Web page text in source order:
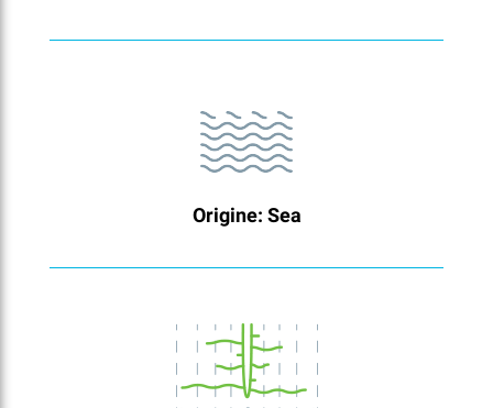
Origine: Sea